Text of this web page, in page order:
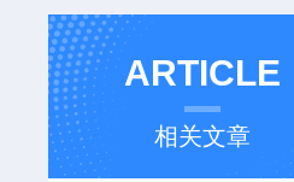
ARTICLE
相关文章